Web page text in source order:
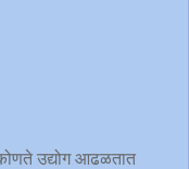
उद्योग आढळतात